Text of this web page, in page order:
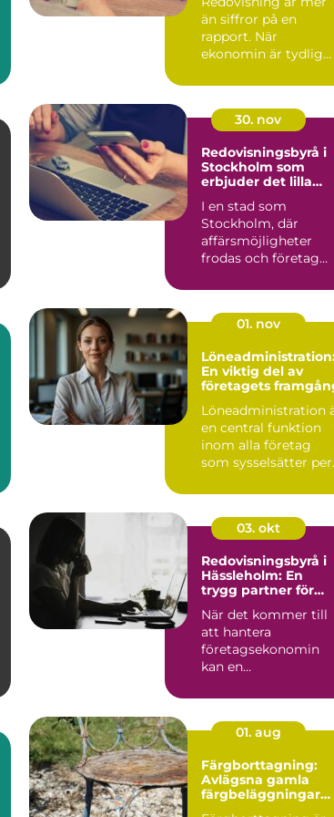
än siffror på en
rapport. När
ekonomin är tydlig
30. nov
Redovisningsbyrå i
Stockholm som
erbjuder det lilla
I en stad som
Stockholm, där
affärsmöjligheter
frodas och företag
01. nov
En viktig del av
företagets
Löneadministration
en central funktion
inom alla företag
som sysselsätter
03. okt
Redovisningsbyrå i
Hässleholm: En
trygg partner för
När det kommer till
att hantera
företagsekonomin
kan en
Häss...
01. aug
Färgborttagning:
Avlägsna gamla
färgbeläggningar